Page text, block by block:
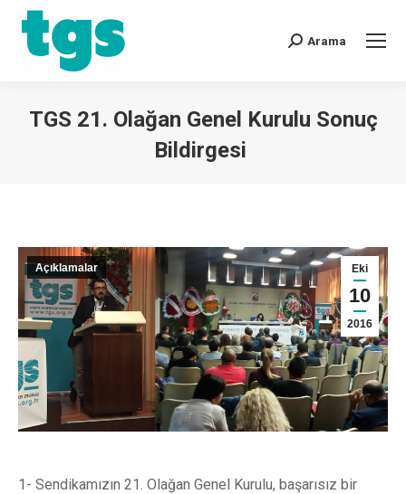
Arama
TGS 21. Olağan Genel Kurulu Sonuç
Bildirgesi
Eki
10
2016
Açıklamalar
1- Sendikamızın 21. Olağan Genel Kurulu, başarısız bir